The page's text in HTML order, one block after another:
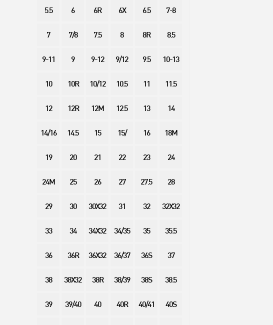
5.5 6 6R 6X 6.5 7-8
7 7/8 7.5 8 8R 8.5
9-11 9 9-12 9/12 9.5 10-13
10 10R 10/12 10.5 11 11.5
12 12R 12M 12.5 13 14
14/16 14.5 15 15/ 16 18M
19 20 21 22 23 24
24M 25 26 27 27.5 28
29 30 30X32 31 32 32X32
33 34 34X32 34/35 35 35.5
36 36R 36X32 36/37 36S 37
38 38X32 38R 38/39 38S 38.5
39 39/40 40 40R 40/41 40S